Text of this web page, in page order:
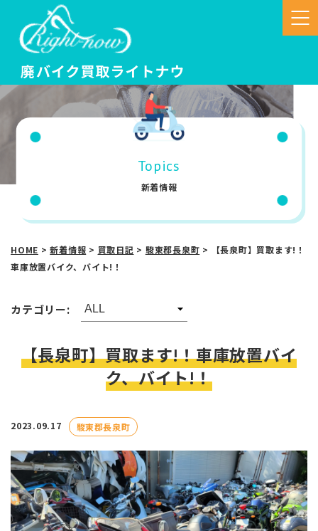
Topics
新着情報
HOME >新着情報 > 買取日記 > 駿東郡長泉町 >
【長泉町】買取ます!！
車庫放置バイク、バイト!！
カテゴリー:
【長泉町】買取ます!！車庫放置バイ
ク、バイト!！
2023.09.17 駿東郡長泉町